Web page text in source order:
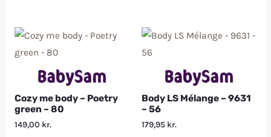
Cozy me body – Poetry
green – 80
149,00 kr.
Body LS Mélange – 9631
– 56
179,95 kr.